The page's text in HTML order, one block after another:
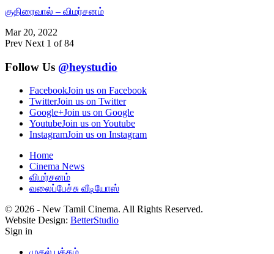
குதிரைவால் – விமர்சனம்
Mar 20, 2022
Prev Next 1 of 84
Follow Us @heystudio
FacebookJoin us on Facebook
TwitterJoin us on Twitter
Google+Join us on Google
YoutubeJoin us on Youtube
InstagramJoin us on Instagram
Home
Cinema News
விமர்சனம்
வலைப்பேச்சு வீடியோஸ்
© 2026 - New Tamil Cinema. All Rights Reserved.
Website Design: BetterStudio
Sign in